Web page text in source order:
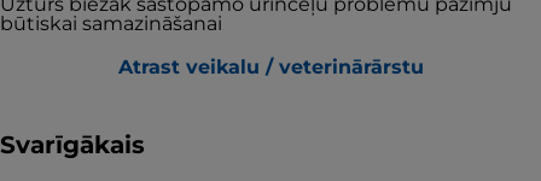
būtiskai samazināšanai
Atrast veikalu / veterinārārstu
Svarīgākais